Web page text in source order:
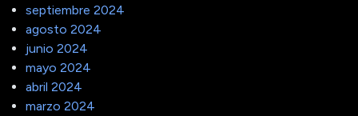
septiembre 2024
agosto 2024
junio 2024
mayo 2024
abril 2024
marzo 2024